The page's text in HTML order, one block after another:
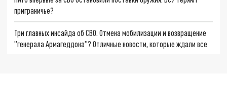
приграничье?
Три главных инсайда об СВО. Отмена мобилизации и возвращение
"генерала Армагеддона"? Отличные новости, которые ждали все